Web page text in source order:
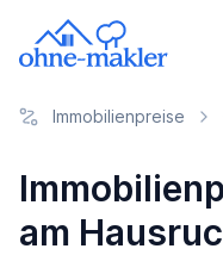
Immobilienpreise
am